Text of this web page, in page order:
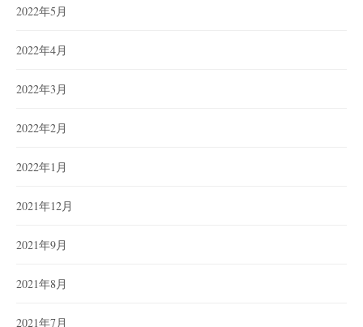
2022年5月
2022年4月
2022年3月
2022年2月
2022年1月
2021年12月
2021年9月
2021年8月
2021年7月